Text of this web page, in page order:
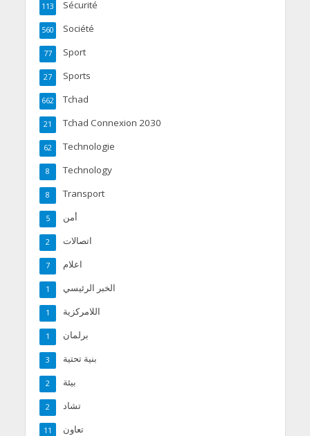
Sécurité
113
Société
560
Sport
77
Sports
27
Tchad
662
Tchad Connexion 2030
21
Technologie
62
Technology
8
Transport
8
أمن 5
اتصالات 2
اعلام 7
الخبر الرئيسي 1
اللامركزية 1
برلمان 1
بنية تحتية 3
بيئة 2
تشاد 2
تعاون 11